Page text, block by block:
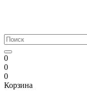
0
0
0
Корзина